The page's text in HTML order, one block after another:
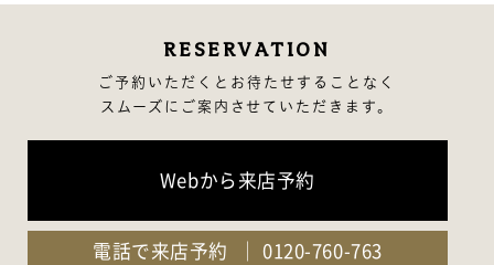
RESERVATION
ご予約いただくとお待たせすることなく
スムーズにご案内させていただきます。
Webから来店予約
電話で来店予約 0120-760-763